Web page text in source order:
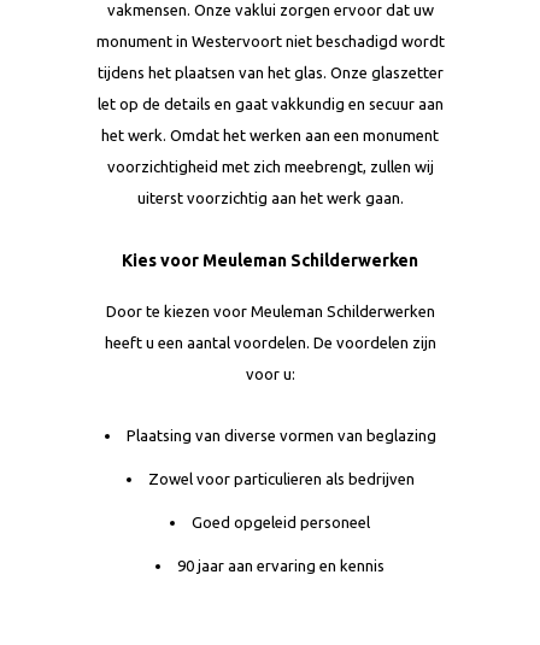
vakmensen. Onze vaklui zorgen ervoor dat uw
monument in Westervoort niet beschadigd wordt
tijdens het plaatsen van het glas. Onze glaszetter
let op de details en gaat vakkundig en secuur aan
het werk. Omdat het werken aan een monument
voorzichtigheid met zich meebrengt, zullen wij
uiterst voorzichtig aan het werk gaan.
Kies voor Meuleman Schilderwerken
Door te kiezen voor Meuleman Schilderwerken
heeft u een aantal voordelen. De voordelen zijn
voor u:
Plaatsing van diverse vormen van beglazing
Zowel voor particulieren als bedrijven
Goed opgeleid personeel
90 jaar aan ervaring en kennis